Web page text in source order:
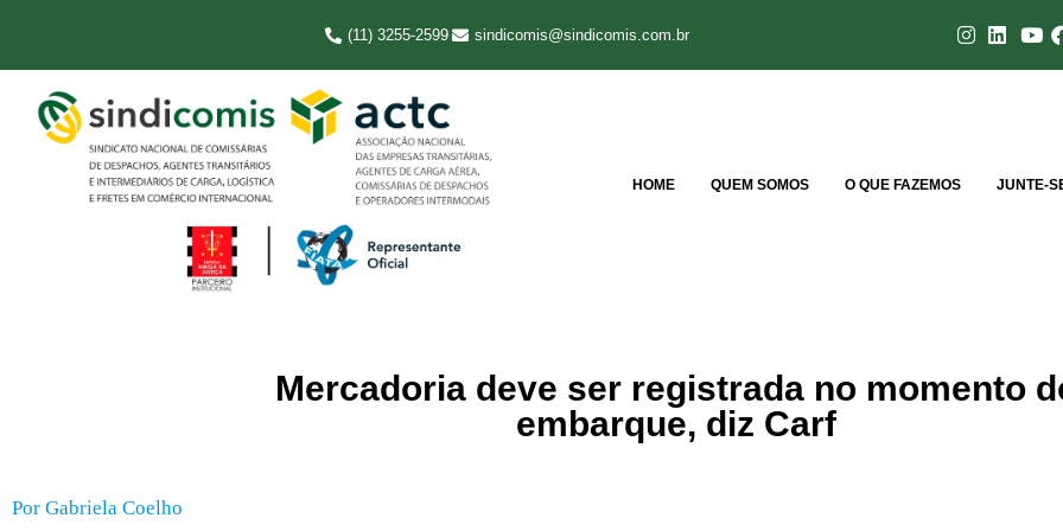
(11) 3255-2599 sindicomis@sindicomis.com.br
HOME QUEM SOMOS O QUE FAZEMOS JUNTE-
Mercadoria deve ser registrada no momento
embarque, diz Carf
Por Gabriela Coelho